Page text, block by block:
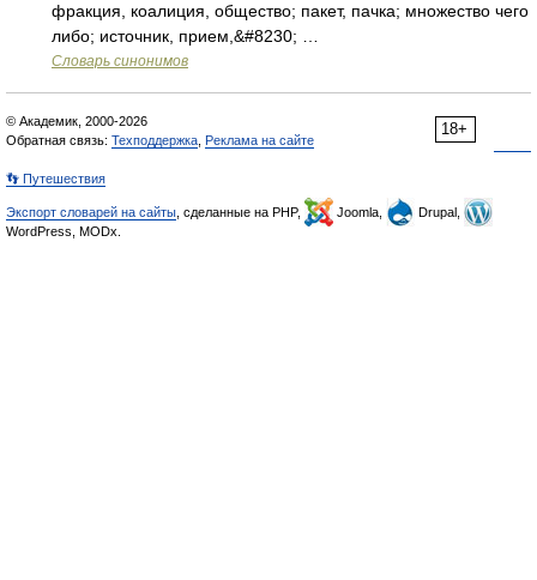
фракция, коалиция, общество; пакет, пачка; множество чего
либо; источник, прием,&#8230; …
Словарь синонимов
18+
© Академик, 2000-2026
Обратная связь: Техподдержка Реклама на сайте
👣 Путешествия
Экспорт словарей на сайты , сделанные на PHP, Joomla,
Drupal,
WordPress, MODx.